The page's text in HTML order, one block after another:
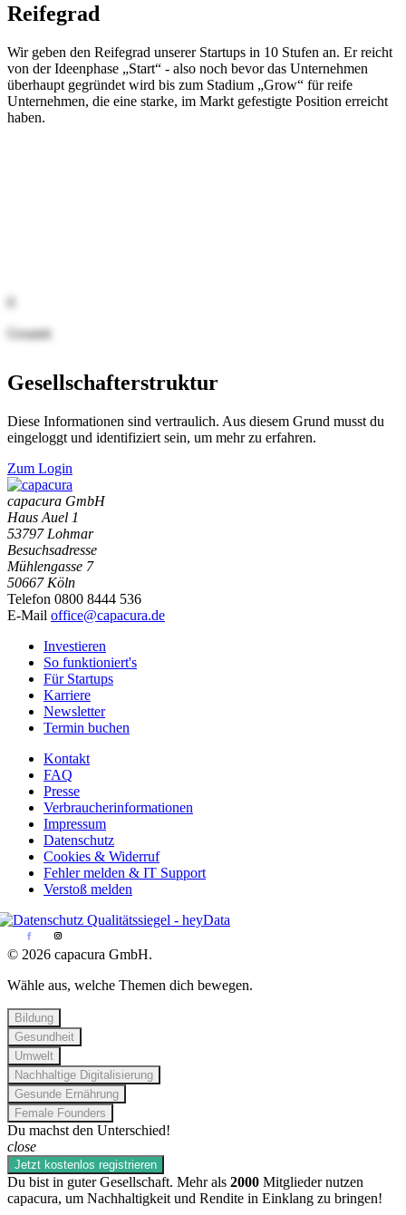
Reifegrad
Wir geben den Reifegrad unserer Startups in 10 Stufen an. Er reicht
von der Ideenphase „Start“ - also noch bevor das Unternehmen
überhaupt gegründet wird bis zum Stadium „Grow“ für reife
Unternehmen, die eine starke, im Markt gefestigte Position erreicht
haben.
Gesamt
Gesellschafterstruktur
Diese Informationen sind vertraulich. Aus diesem Grund musst du
eingeloggt und identifiziert sein, um mehr zu erfahren.
Zum Login
capacura GmbH
Haus Auel 1
53797 Lohmar
Besuchsadresse
Mühlengasse 7
50667 Köln
Telefon 0800 8444 536
E-Mail office@capacura.de
Investieren
So funktioniert's
Für Startups
Karriere
Newsletter
Termin buchen
Kontakt
FAQ
Presse
Verbraucherinformationen
Impressum
Datenschutz
Cookies & Widerruf
Fehler melden & IT Support
Verstoß melden
© 2026 capacura GmbH.
Wähle aus, welche Themen dich bewegen.
Bildung
Gesundheit
Umwelt
Nachhaltige Digitalisierung
Gesunde Ernährung
Female Founders
Du machst den Unterschied!
close
Jetzt kostenlos registrieren
Du bist in guter Gesellschaft. Mehr als 2000 Mitglieder nutzen
capacura, um Nachhaltigkeit und Rendite in Einklang zu bringen!